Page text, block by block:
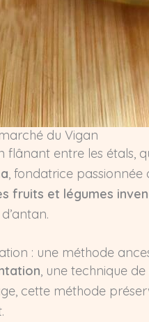
du Vigan
flânant entre les étals,
, fondatrice passionnée
fruits et légumes
: une méthode
, une technique
cette méthode